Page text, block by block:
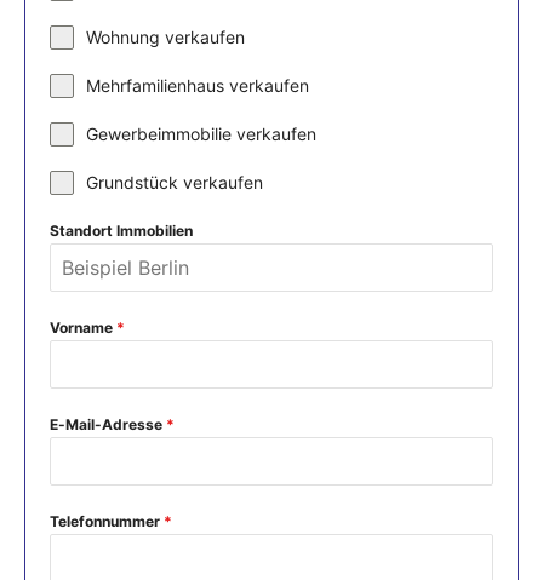
Wohnung verkaufen
Mehrfamilienhaus verkaufen
Gewerbeimmobilie verkaufen
Grundstück verkaufen
Standort Immobilien
Vorname *
E-Mail-Adresse *
Telefonnummer *